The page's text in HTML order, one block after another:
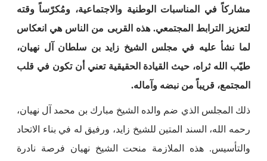
مشاركاً في المناسبات الوطنية والاجتماعية، ومُكرّساً وقته
لتعزيز الترابط المجتمعي. هذه القربى من الناس هي انعكاس
لما نشأ عليه في مجلس الشيخ زايد بن سلطان آل نهيان،
طيّب الله ثراه، حيث القيادة الحقيقية تعني أن تكون في قلب
المجتمع، قريباً من نبضه وآماله.
ذلك المجلس الذي ضم والده الشيخ مبارك بن محمد آل نهيان،
رحمه الله، السند المتين للشيخ زايد، ورفيق له في بناء الاتحاد
والتأسيس. هذه الملازمة منحت الشيخ نهيان فرصة نادرة